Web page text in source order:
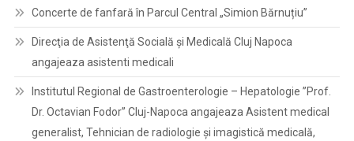
Concerte de fanfară în Parcul Central „Simion Bărnuțiu”
Direcţia de Asistenţă Socială şi Medicală Cluj Napoca
angajeaza asistenti medicali
Institutul Regional de Gastroenterologie – Hepatologie ”Prof.
Dr. Octavian Fodor” Cluj-Napoca angajeaza Asistent medical
generalist, Tehnician de radiologie și imagistică medicală,